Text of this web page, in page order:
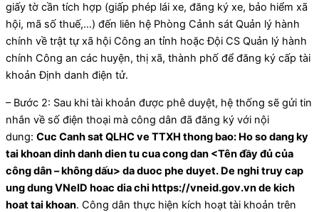
giấy tờ cần tích hợp (giấp phép lái xe, đăng ký xe, bảo hiểm xã
hội, mã số thuế,…) đến liên hệ Phòng Cảnh sát Quản lý hành
chính về trật tự xã hội Công an tỉnh hoặc Đội CS Quản lý hành
chính Công an các huyện, thị xã, thành phố để đăng ký cấp tài
khoản Định danh điện tử.
– Bước 2: Sau khi tài khoản được phê duyệt, hệ thống sẽ gửi tin
nhắn về số điện thoại mà công dân đã đăng ký với nội
dung: Cuc Canh sat QLHC ve TTXH thong bao: Ho so dang ky
tai khoan dinh danh dien tu cua cong dan <Tên đầy đủ của
công dân – không dấu> da duoc phe duyet. De nghi truy cap
ung dung VNeID hoac dia chi https://vneid.gov.vn de kich
hoat tai khoan. Công dân thực hiện kích hoạt tài khoản trên